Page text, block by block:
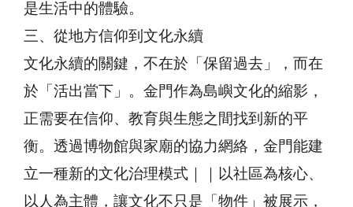
是生活中的體驗。
三、從地方信仰到文化永續
文化永續的關鍵，不在於「保留過去」，而在
於「活出當下」。金門作為島嶼文化的縮影，
正需要在信仰、教育與生態之間找到新的平
衡。透過博物館與家廟的協力網絡，金門能建
立一種新的文化治理模式｜｜以社區為核心、
以人為主體，讓文化不只是「物件」被展示，